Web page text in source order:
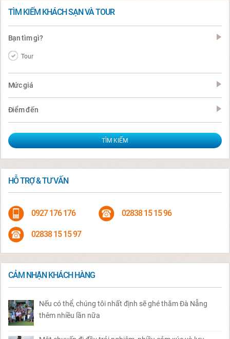
TÌM KIẾM KHÁCH SẠN VÀ TOUR
Bạn tìm gì?
Tour
Mức giá
Điểm đến
HỖ TRỢ & TƯ VẤN
0927 176 176 02838 15 15 96
02838 15 15 97
CẢM NHẬN KHÁCH HÀNG
Nếu có thể, chúng tôi nhất định sẽ ghé thăm Đà Nẵng
thêm nhiều lần nữa